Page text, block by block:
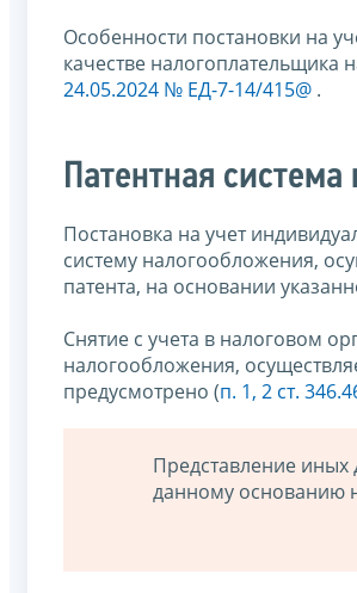
Особенности постановки на
качестве
24.05.2024 № ЕД-7-14/415@ .
Патентная
Постановка на учет
систему налогообложения,
патента, на основании
Снятие с учета в налоговом
налогообложения,
предусмотрено (п. 1, 2 ст.
Представление иных
данному основанию